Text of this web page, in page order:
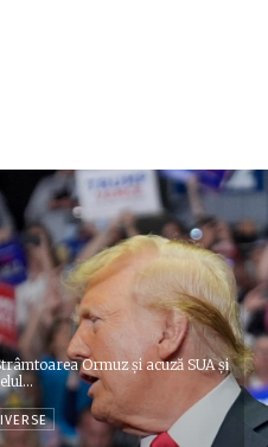
Ormuz și acuză SUA și